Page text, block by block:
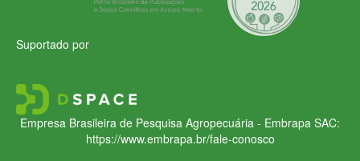
Suportado por
Empresa Brasileira de Pesquisa Agropecuária - Embrapa SAC:
https://www.embrapa.br/fale-conosco